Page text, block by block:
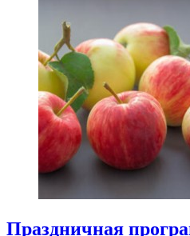
Праздничная